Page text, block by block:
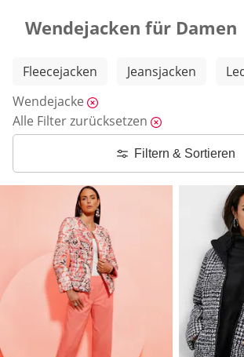
Wendejacken für Damen
Weitere Kategorien überspringen
Fleecejacken Jeansjacken
Wendejacke
Alle Filter zurücksetzen
Filtern & Sortieren